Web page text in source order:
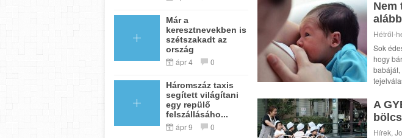
Nem
Hétről-
Sok
hogy
babáját,
A
Hírek,
Már a
keresztnevekben is
szétszakadt az
ország
ápr 4 0
Háromszáz taxis
segített világítani
egy repülő
felszállásáho...
ápr 9 0